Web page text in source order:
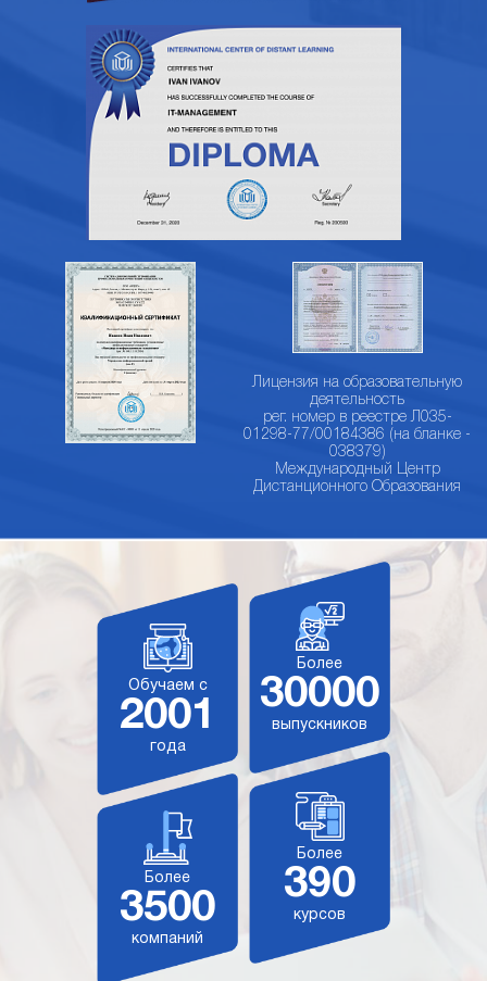
Лицензия на образовательную
деятельность
рег. номер в реестре Л035-
01298-77/00184386 (на бланке -
038379)
Международный Центр
Дистанционного Образования
Обучаем с
2001
года
Более
30000
выпускников
Более
3500
компаний
Более
390
курсов